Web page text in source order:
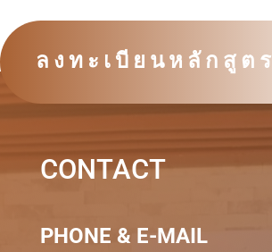
ลงทะเบียนหลักสูตร
CONTACT
PHONE & E-MAIL